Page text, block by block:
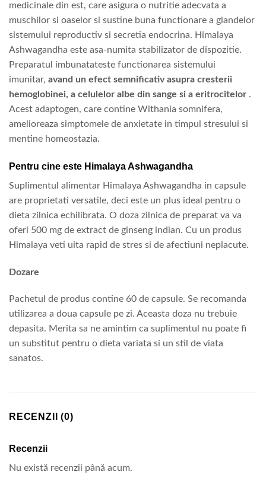
medicinale din est, care asigura o nutritie adecvata a
muschilor si oaselor si sustine buna functionare a glandelor
sistemului reproductiv si secretia endocrina. Himalaya
Ashwagandha este asa-numita stabilizator de dispozitie.
Preparatul imbunatateste functionarea sistemului
imunitar, avand un efect semnificativ asupra cresterii
hemoglobinei, a celulelor albe din sange si a eritrocitelor .
Acest adaptogen, care contine Withania somnifera,
amelioreaza simptomele de anxietate in timpul stresului si
mentine homeostazia.
Pentru cine este Himalaya Ashwagandha
Suplimentul alimentar Himalaya Ashwagandha in capsule
are proprietati versatile, deci este un plus ideal pentru o
dieta zilnica echilibrata. O doza zilnica de preparat va va
oferi 500 mg de extract de ginseng indian. Cu un produs
Himalaya veti uita rapid de stres si de afectiuni neplacute.
Dozare
Pachetul de produs contine 60 de capsule. Se recomanda
utilizarea a doua capsule pe zi. Aceasta doza nu trebuie
depasita. Merita sa ne amintim ca suplimentul nu poate fi
un substitut pentru o dieta variata si un stil de viata
sanatos.
RECENZII (0)
Recenzii
Nu există recenzii până acum.